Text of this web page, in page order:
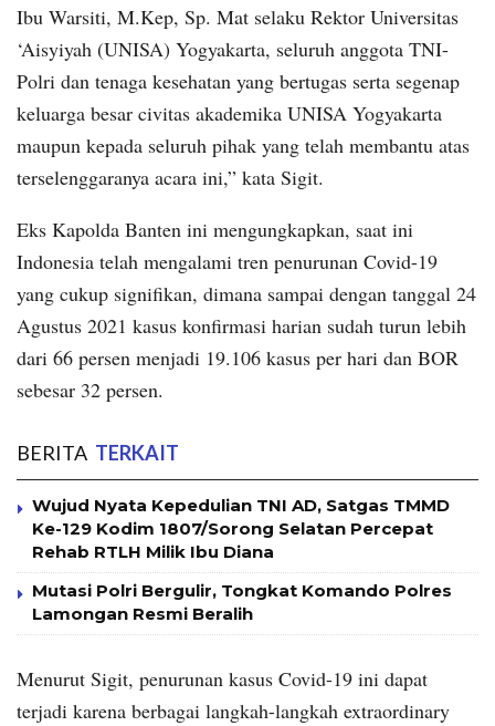
Ibu Warsiti, M.Kep, Sp. Mat selaku Rektor Universitas
‘Aisyiyah (UNISA) Yogyakarta, seluruh anggota TNI-
Polri dan tenaga kesehatan yang bertugas serta segenap
keluarga besar civitas akademika UNISA Yogyakarta
maupun kepada seluruh pihak yang telah membantu atas
terselenggaranya acara ini,” kata Sigit.
Eks Kapolda Banten ini mengungkapkan, saat ini
Indonesia telah mengalami tren penurunan Covid-19
yang cukup signifikan, dimana sampai dengan tanggal 24
Agustus 2021 kasus konfirmasi harian sudah turun lebih
dari 66 persen menjadi 19.106 kasus per hari dan BOR
sebesar 32 persen.
BERITA TERKAIT
Wujud Nyata Kepedulian TNI AD, Satgas TMMD
Ke-129 Kodim 1807/Sorong Selatan Percepat
Rehab RTLH Milik Ibu Diana
Mutasi Polri Bergulir, Tongkat Komando Polres
Lamongan Resmi Beralih
Menurut Sigit, penurunan kasus Covid-19 ini dapat
terjadi karena berbagai langkah-langkah extraordinary